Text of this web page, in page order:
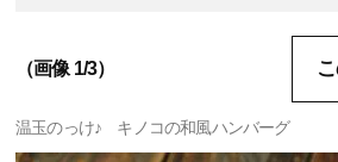
（画像 1/3）
温玉のっけ♪ キノコの和風ハンバーグ